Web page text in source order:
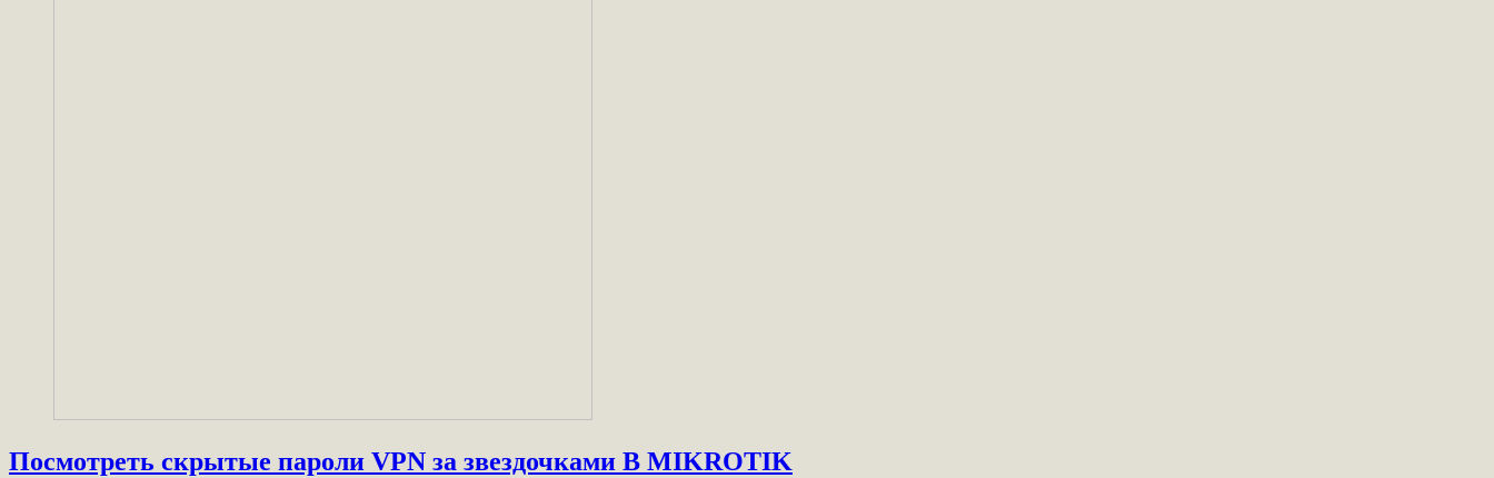
Посмотреть скрытые пароли VPN за звездочками В MIKROTIK